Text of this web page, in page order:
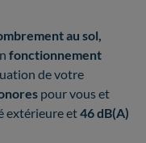
au sol,
fonctionnement
de votre
pour vous et
extérieure et46 dB(A)